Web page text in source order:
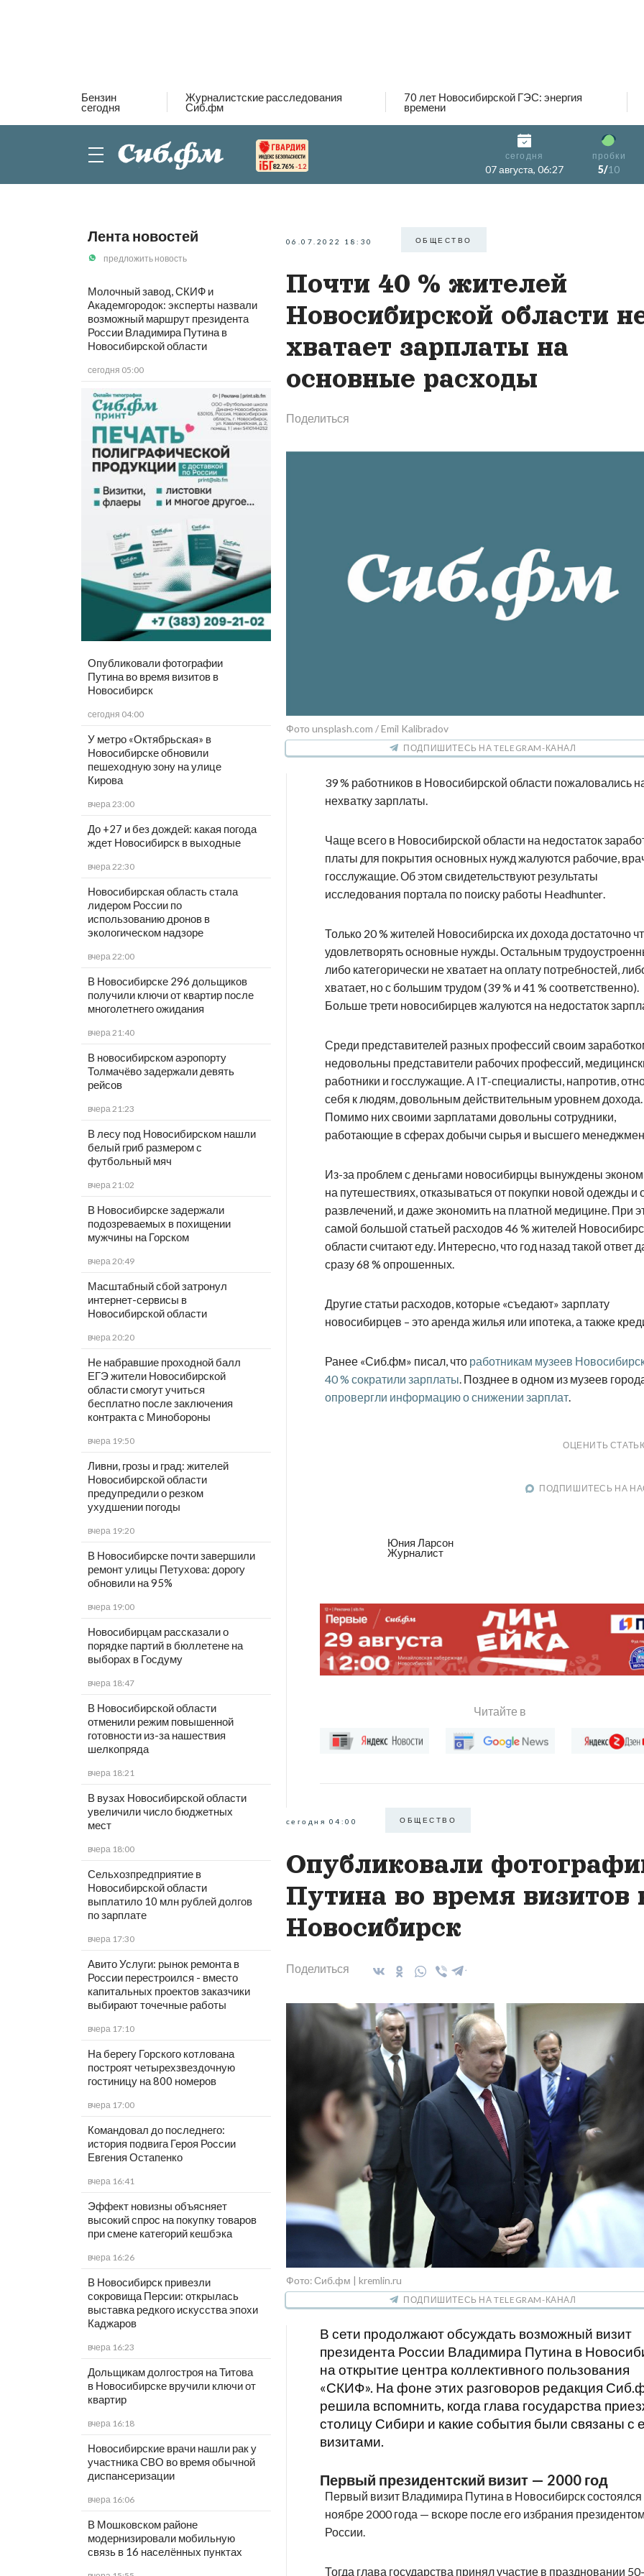
Бензин
сегодня
Журналистские расследования
Сиб.фм
70 лет Новосибирской ГЭС: энергия
времени
82.76% -1.2
сегодня
07 августа, 06:27
пробки
5/10
Лента новостей
предложить новость
Молочный завод, СКИФ и
Академгородок: эксперты назвали
возможный маршрут президента
России Владимира Путина в
Новосибирской области
сегодня 05:00
Опубликовали фотографии
Путина во время визитов в
Новосибирск
сегодня 04:00
У метро «Октябрьская» в
Новосибирске обновили
пешеходную зону на улице
Кирова
вчера 23:00
До +27 и без дождей: какая погода
ждет Новосибирск в выходные
вчера 22:30
Новосибирская область стала
лидером России по
использованию дронов в
экологическом надзоре
вчера 22:00
В Новосибирске 296 дольщиков
получили ключи от квартир после
многолетнего ожидания
вчера 21:40
В новосибирском аэропорту
Толмачёво задержали девять
рейсов
вчера 21:23
В лесу под Новосибирском нашли
белый гриб размером с
футбольный мяч
вчера 21:02
В Новосибирске задержали
подозреваемых в похищении
мужчины на Горском
вчера 20:49
Масштабный сбой затронул
интернет-сервисы в
Новосибирской области
вчера 20:20
Не набравшие проходной балл
ЕГЭ жители Новосибирской
области смогут учиться
бесплатно после заключения
контракта с Минобороны
вчера 19:50
Ливни, грозы и град: жителей
Новосибирской области
предупредили о резком
ухудшении погоды
вчера 19:20
В Новосибирске почти завершили
ремонт улицы Петухова: дорогу
обновили на 95%
вчера 19:00
Новосибирцам рассказали о
порядке партий в бюллетене на
выборах в Госдуму
вчера 18:47
В Новосибирской области
отменили режим повышенной
готовности из-за нашествия
шелкопряда
вчера 18:21
В вузах Новосибирской области
увеличили число бюджетных
мест
вчера 18:00
Сельхозпредприятие в
Новосибирской области
выплатило 10 млн рублей долгов
по зарплате
вчера 17:30
Авито Услуги: рынок ремонта в
России перестроился - вместо
капитальных проектов заказчики
выбирают точечные работы
вчера 17:10
На берегу Горского котлована
построят четырехзвездочную
гостиницу на 800 номеров
вчера 17:00
Командовал до последнего:
история подвига Героя России
Евгения Остапенко
вчера 16:41
Эффект новизны объясняет
высокий спрос на покупку товаров
при смене категорий кешбэка
вчера 16:26
В Новосибирск привезли
сокровища Персии: открылась
выставка редкого искусства эпохи
Каджаров
вчера 16:23
Дольщикам долгостроя на Титова
в Новосибирске вручили ключи от
квартир
вчера 16:18
Новосибирские врачи нашли рак у
участника СВО во время обычной
диспансеризации
вчера 16:06
В Мошковском районе
модернизировали мобильную
связь в 16 населённых пунктах
06.07.2022 18:30 ОБЩЕСТВО
Почти 40 % жителей
Новосибирской области
хватает зарплаты на
основные расходы
Поделиться
Фото unsplash.com / Emil Kalibradov
ПОДПИШИТЕСЬ НА TELEGRAM-КАНАЛ
39 % работников в Новосибирской области пожаловались
нехватку зарплаты.
Чаще всего в Новосибирской области на недостаток
платы для покрытия основных нужд жалуются рабочие,
госслужащие. Об этом свидетельствуют результаты
исследования портала по поиску работы Headhunter.
Только 20 % жителей Новосибирска их дохода достаточно
удовлетворять основные нужды. Остальным
либо категорически не хватает на оплату потребностей,
хватает, но с большим трудом (39 % и 41 % соответственно).
Больше трети новосибирцев жалуются на недостаток
Среди представителей разных профессий своим
недовольны представители рабочих профессий,
работники и госслужащие. А IT-специалисты, напротив,
себя к людям, довольным действительным уровнем дохода.
Помимо них своими зарплатами довольны сотрудники,
работающие в сферах добычи сырья и высшего
Из-за проблем с деньгами новосибирцы вынуждены
на путешествиях, отказываться от покупки новой одежды и
развлечений, и даже экономить на платной медицине. При
самой большой статьей расходов 46 % жителей
области считают еду. Интересно, что год назад такой ответ
сразу 68 % опрошенных.
Другие статьи расходов, которые «съедают» зарплату
новосибирцев – это аренда жилья или ипотека, а также
Ранее «Сиб.фм» писал, что работникам музеев
40 % сократили зарплаты. Позднее в одном из музеев
опровергли информацию о снижении зарплат.
ОЦЕНИТЬ
ПОДПИШИТЕСЬ НА
Юния Ларсон
Журналист
Читайте в
сегодня 04:00 ОБЩЕСТВО
Опубликовали
Путина во время визитов
Новосибирск
Поделиться
Фото: Сиб.фм | kremlin.ru
ПОДПИШИТЕСЬ НА TELEGRAM-КАНАЛ
В сети продолжают обсуждать возможный визит
президента России Владимира Путина в
на открытие центра коллективного пользования
«СКИФ». На фоне этих разговоров редакция
решила вспомнить, когда глава государства
столицу Сибири и какие события были связаны с
визитами.
Первый президентский визит — 2000 год
Первый визит Владимира Путина в Новосибирск состоялся
ноябре 2000 года — вскоре после его избрания
России.
Тогда глава государства принял участие в праздновании